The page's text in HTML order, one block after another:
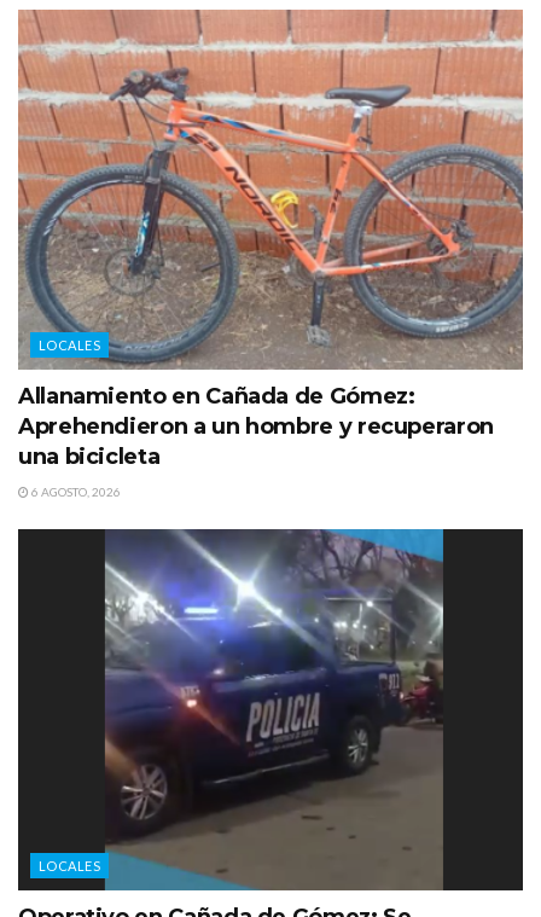
LOCALES
Allanamiento en Cañada de Gómez:
Aprehendieron a un hombre y recuperaron
una bicicleta
6 AGOSTO, 2026
LOCALES